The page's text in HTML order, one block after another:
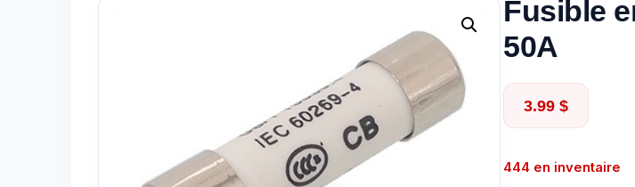
Fusible
50A
3.99 $
444 en inventaire